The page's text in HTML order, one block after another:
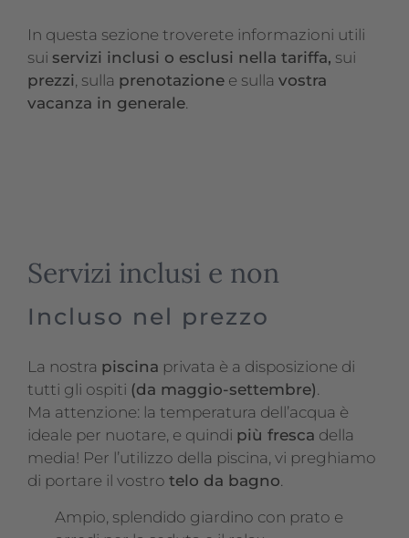
In questa sezione troverete informazioni utili
sui servizi inclusi o esclusi nella tariffa, sui
prezzi, sulla prenotazione e sulla vostra
vacanza in generale.
Servizi inclusi e non
Incluso nel prezzo
La nostra piscina privata è a disposizione di
tutti gli ospiti (da maggio-settembre).
Ma attenzione: la temperatura dell’acqua è
ideale per nuotare, e quindi più fresca della
media! Per l’utilizzo della piscina, vi preghiamo
di portare il vostro telo da bagno.
Ampio, splendido giardino con prato e